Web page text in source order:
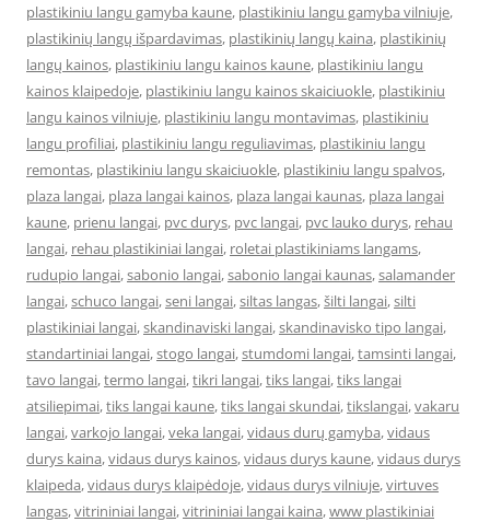
plastikiniu langu gamyba kaune, plastikiniu langu gamyba vilniuje,
plastikinių langų išpardavimas, plastikinių langų kaina, plastikinių
langų kainos, plastikiniu langu kainos kaune, plastikiniu langu
kainos klaipedoje, plastikiniu langu kainos skaiciuokle, plastikiniu
langu kainos vilniuje, plastikiniu langu montavimas, plastikiniu
langu profiliai, plastikiniu langu reguliavimas, plastikiniu langu
remontas, plastikiniu langu skaiciuokle, plastikiniu langu spalvos,
plaza langai, plaza langai kainos, plaza langai kaunas, plaza langai
kaune, prienu langai, pvc durys, pvc langai, pvc lauko durys, rehau
langai, rehau plastikiniai langai, roletai plastikiniams langams,
rudupio langai,sabonio langai,sabonio langai kaunas,salamander
langai,schuco langai,seni langai,siltas langas,šilti langai,silti
plastikiniai langai,skandinaviski langai,skandinavisko tipo langai,
standartiniai langai,stogo langai,stumdomi langai,tamsinti langai,
tavo langai,termo langai,tikri langai,tiks langai,tiks langai
atsiliepimai,tiks langai kaune,tiks langai skundai,tikslangai,vakaru
langai,varkojo langai,veka langai,vidaus durų gamyba,vidaus
durys kaina,vidaus durys kainos,vidaus durys kaune,vidaus durys
klaipeda,vidaus durys klaipėdoje,vidaus durys vilniuje,virtuves
langas,vitrininiai langai,vitrininiai langai kaina,www plastikiniai